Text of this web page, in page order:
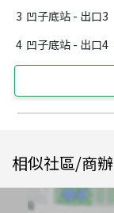
3 凹子底站 - 出口3
4 凹子底站 - 出口4
相似社區/商辦